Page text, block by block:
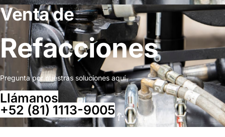
Venta de
Refacciones
Pregunta por nuestras soluciones aquí
Llámanos
+52 (81) 1113-9005